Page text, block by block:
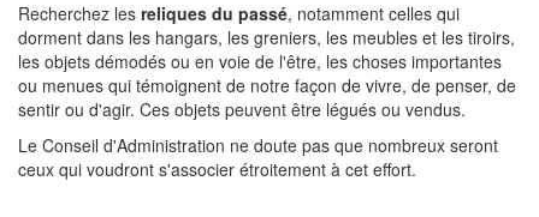
Recherchez les reliques du passé, notamment celles qui
dorment dans les hangars, les greniers, les meubles et les tiroirs,
les objets démodés ou en voie de l'être, les choses importantes
ou menues qui témoignent de notre façon de vivre, de penser, de
sentir ou d'agir. Ces objets peuvent être légués ou vendus.
Le Conseil d'Administration ne doute pas que nombreux seront
ceux qui voudront s'associer étroitement à cet effort.